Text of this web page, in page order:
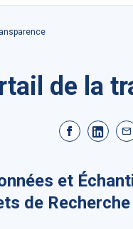
de la
et
de Recherche